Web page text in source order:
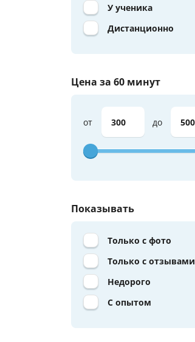
У ученика
Дистанционно
Цена за 60 минут
от до
Показывать
Только с фото
Только с отзывами
Недорого
С опытом